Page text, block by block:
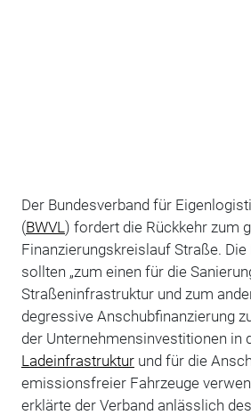
Der Bundesverband für
(BWVL) fordert die Rückkehr zum
Finanzierungskreislauf Straße.
sollten „zum einen für die
Straßeninfrastruktur und zum
degressive Anschubfinanzierung
der Unternehmensinvestitionen in
Ladeinfrastrukturund für die
emissionsfreier Fahrzeuge
erklärte der Verband anlässlich